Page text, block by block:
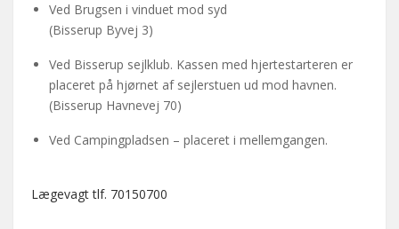
Ved Brugsen i vinduet mod syd
(Bisserup Byvej 3)
Ved Bisserup sejlklub. Kassen med hjertestarteren er
placeret på hjørnet af sejlerstuen ud mod havnen.
(Bisserup Havnevej 70)
Ved Campingpladsen – placeret i mellemgangen.
Lægevagt tlf. 70150700